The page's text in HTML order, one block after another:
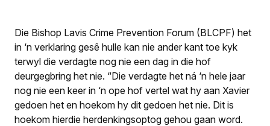
Die Bishop Lavis Crime Prevention Forum (BLCPF) het
in ‘n verklaring gesê hulle kan nie ander kant toe kyk
terwyl die verdagte nog nie een dag in die hof
deurgegbring het nie. “Die verdagte het ná ‘n hele jaar
nog nie een keer in ‘n ope hof vertel wat hy aan Xavier
gedoen het en hoekom hy dit gedoen het nie. Dit is
hoekom hierdie herdenkingsoptog gehou gaan word.